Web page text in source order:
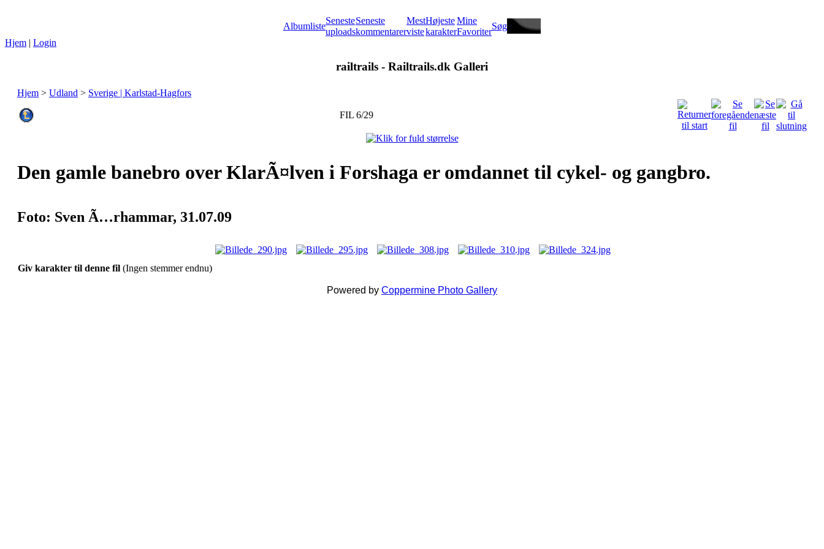
Albumliste
Seneste
uploads
Seneste
kommentarer
Mest
viste
Højeste
karakter
Mine
Favoriter
Søg
Hjem | Login
railtrails - Railtrails.dk Galleri
Hjem > Udland > Sverige | Karlstad-Hagfors
FIL 6/29
Den gamle banebro over KlarÃ¤lven i Forshaga er omdannet til cykel- og gangbro.
Foto: Sven Ã…rhammar, 31.07.09
Giv karakter til denne fil (Ingen stemmer endnu)
Powered by Coppermine Photo Gallery